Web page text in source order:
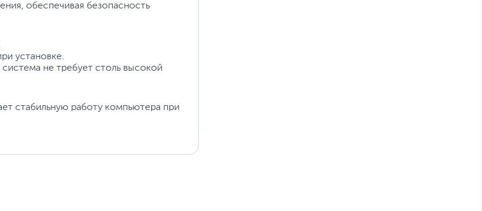
с ошибкой и нажмите Ctrl+Enter.
указанных или могут быть изменены производителем
обеспечивая безопасность
установке.
не требует столь высокой
стабильную работу компьютера при